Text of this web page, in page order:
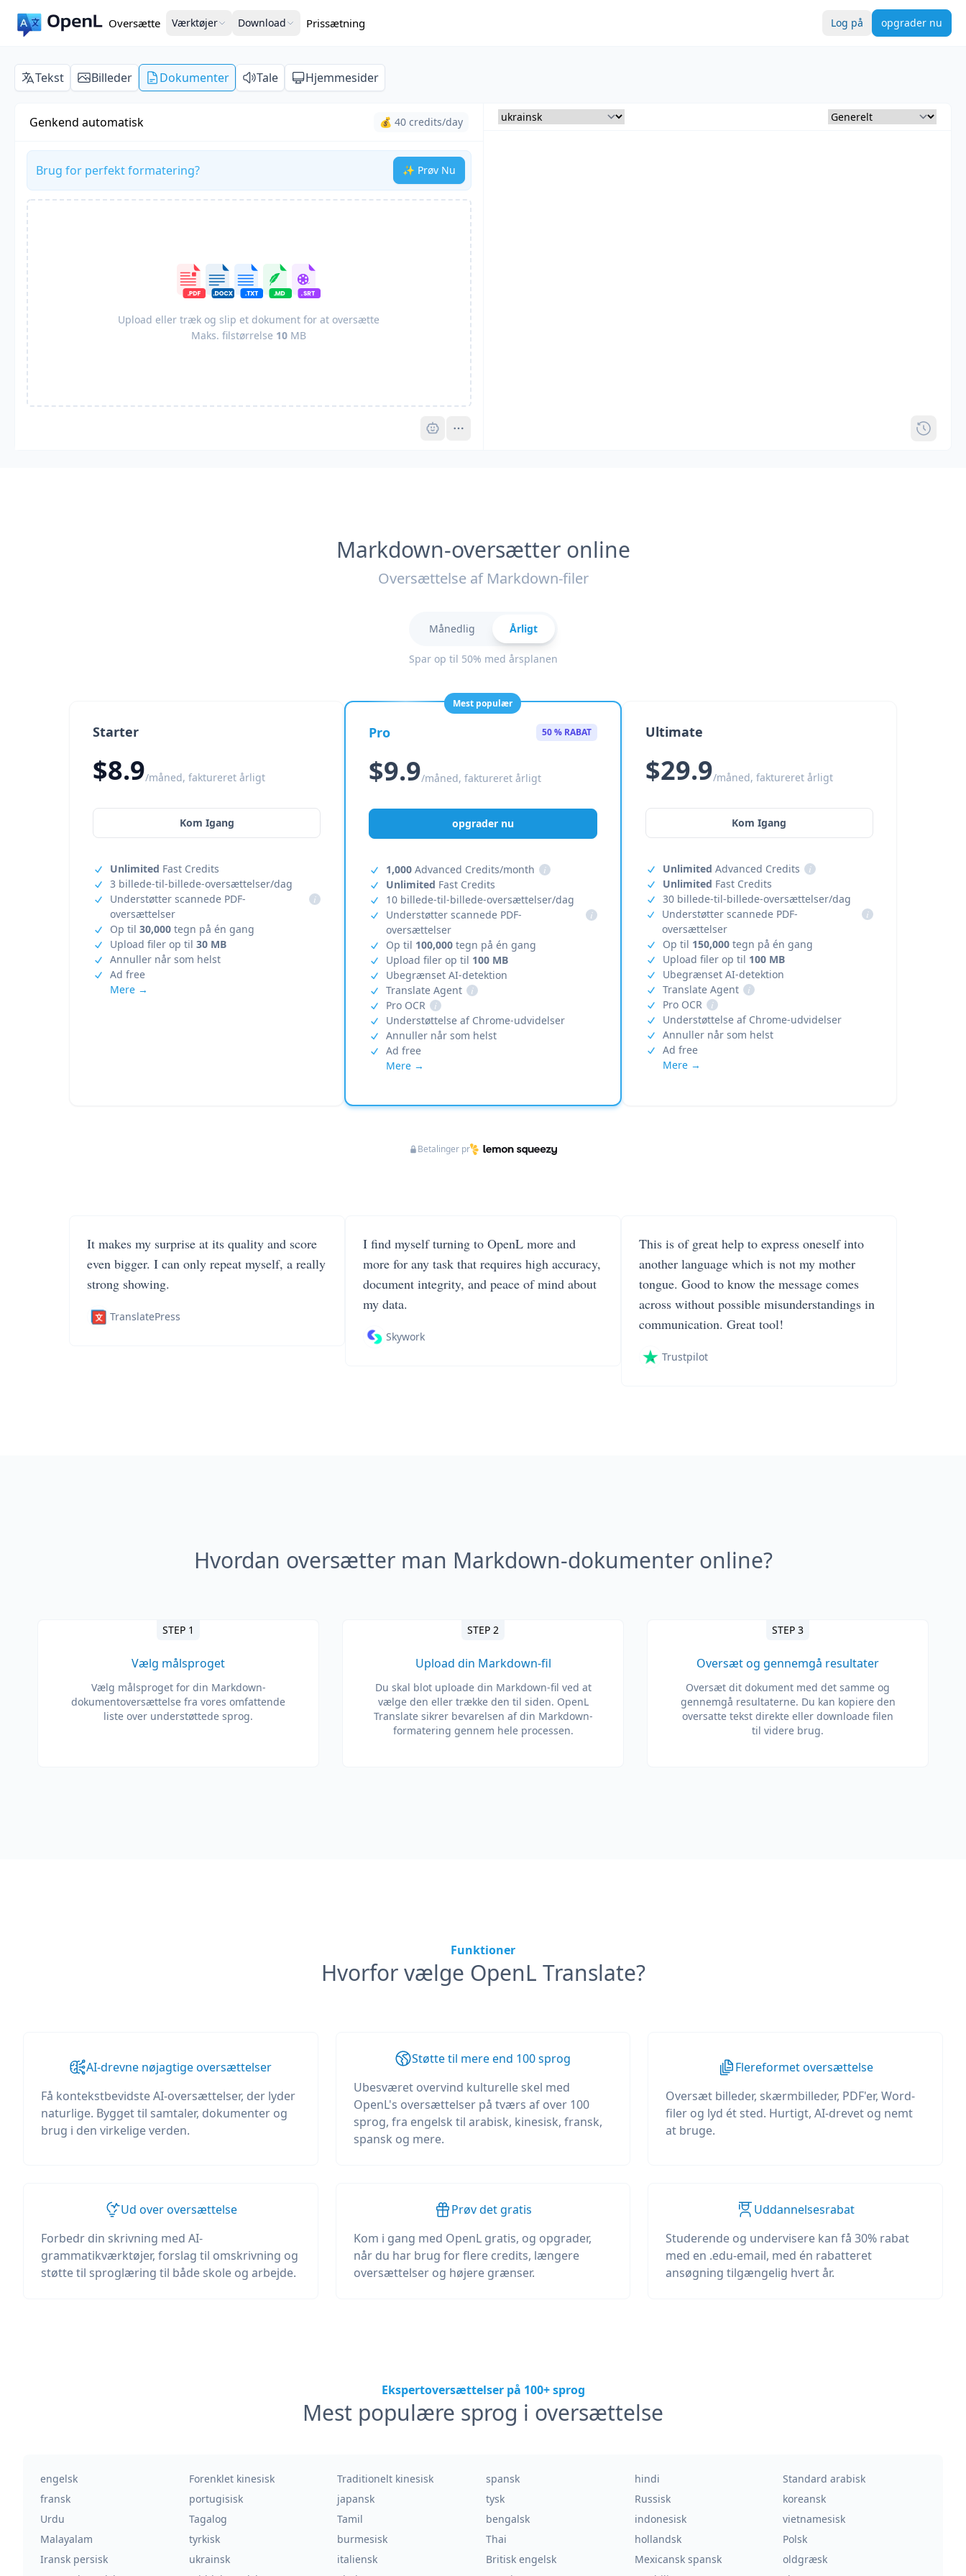
Oversætte Værktøjer Download Prissætning Log på opgrader nu
Tekst Billeder Dokumenter Tale Hjemmesider
Genkend automatisk 💰 40 credits/day
Brug for perfekt formatering? ✨ Prøv Nu
Upload eller træk og slip et dokument for at oversætte
Maks. filstørrelse 10 MB
Pro
Markdown-oversætter online
Oversættelse af Markdown-filer
Månedlig Årligt
Spar op til 50% med årsplanen
Starter
$8.9/måned, faktureret årligt
Kom Igang
Unlimited Fast Credits
3 billede-til-billede-oversættelser/dag
Understøtter scannede PDF-
oversættelser
i
Op til 30,000 tegn på én gang
Upload filer op til 30 MB
Annuller når som helst
Ad free
Mere →
Mest populær
Pro 50 % RABAT
$9.9/måned, faktureret årligt
opgrader nu
1,000 Advanced Credits/month
i
Unlimited Fast Credits
10 billede-til-billede-oversættelser/dag
Understøtter scannede PDF-
oversættelser
i
Op til 100,000 tegn på én gang
Upload filer op til 100 MB
Ubegrænset AI-detektion
Translate Agent
i
Pro OCR
i
Understøttelse af Chrome-udvidelser
Annuller når som helst
Ad free
Mere →
Ultimate
$29.9/måned, faktureret årligt
Kom Igang
Unlimited Advanced Credits
i
Unlimited Fast Credits
30 billede-til-billede-oversættelser/dag
Understøtter scannede PDF-
oversættelser
i
Op til 150,000tegn på én gang
Upload filer op til 100 MB
Ubegrænset AI-detektion
Translate Agent
i
Pro OCR
i
Understøttelse af Chrome-udvidelser
Annuller når som helst
Ad free
Mere →
Betalinger pr
It makes my surprise at its quality and score
even bigger. I can only repeat myself, a really
strong showing.
TranslatePress
I find myself turning to OpenL more and
more for any task that requires high accuracy,
document integrity, and peace of mind about
my data.
Skywork
This is of great help to express oneself into
another language which is not my mother
tongue. Good to know the message comes
across without possible misunderstandings in
communication. Great tool!
Trustpilot
Hvordan oversætter man Markdown-dokumenter online?
STEP 1
Vælg målsproget
Vælg målsproget for din Markdown-
dokumentoversættelse fra vores omfattende
liste over understøttede sprog.
STEP 2
Upload din Markdown-fil
Du skal blot uploade din Markdown-fil ved at
vælge den eller trække den til siden. OpenL
Translate sikrer bevarelsen af ​​din Markdown-
formatering gennem hele processen.
STEP 3
Oversæt og gennemgå resultater
Oversæt dit dokument med det samme og
gennemgå resultaterne. Du kan kopiere den
oversatte tekst direkte eller downloade filen
til videre brug.
Funktioner
Hvorfor vælge OpenL Translate?
AI-drevne nøjagtige oversættelser
Få kontekstbevidste AI-oversættelser, der lyder
naturlige. Bygget til samtaler, dokumenter og
brug i den virkelige verden.
Støtte til mere end 100 sprog
Ubesværet overvind kulturelle skel med
OpenL's oversættelser på tværs af over 100
sprog, fra engelsk til arabisk, kinesisk, fransk,
spansk og mere.
Flereformet oversættelse
Oversæt billeder, skærmbilleder, PDF'er, Word-
filer og lyd ét sted. Hurtigt, AI-drevet og nemt
at bruge.
Ud over oversættelse
Forbedr din skrivning med AI-
grammatikværktøjer, forslag til omskrivning og
støtte til sproglæring til både skole og arbejde.
Prøv det gratis
Kom i gang med OpenL gratis, og opgrader,
når du har brug for flere credits, længere
oversættelser og højere grænser.
Uddannelsesrabat
Studerende og undervisere kan få 30% rabat
med en .edu-email, med én rabatteret
ansøgning tilgængelig hvert år.
Ekspertoversættelser på 100+ sprog
Mest populære sprog i oversættelse
engelsk Forenklet kinesisk Traditionelt kinesisk spansk hindi
Standard arabisk
fransk
portugisisk japansk tysk Russisk
koreansk
Urdu
Tagalog Tamil bengalsk indonesisk
vietnamesisk
Malayalam
tyrkisk burmesisk Thai hollandsk
Polsk
Iransk persisk
ukrainsk italiensk Britisk engelsk Mexicansk spansk
oldgræsk